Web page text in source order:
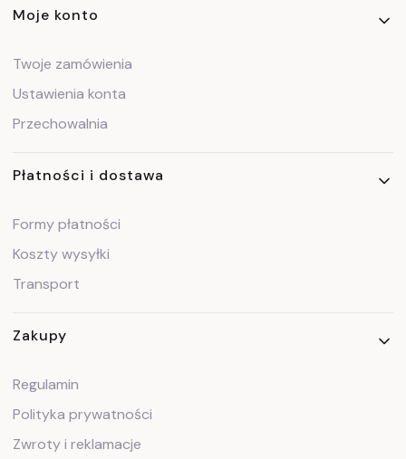
Linki w stopce
Moje konto
Twoje zamówienia
Ustawienia konta
Przechowalnia
Płatności i dostawa
Formy płatności
Koszty wysyłki
Transport
Zakupy
Regulamin
Polityka prywatności
Zwroty i reklamacje